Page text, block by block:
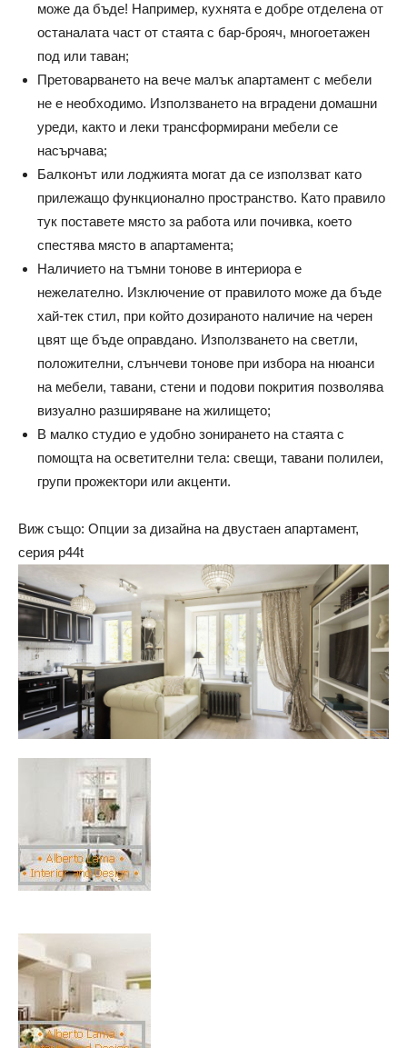
може да бъде! Например, кухнята е добре отделена от
останалата част от стаята с бар-брояч, многоетажен
под или таван;
Претоварването на вече малък апартамент с мебели
не е необходимо. Използването на вградени домашни
уреди, както и леки трансформирани мебели се
насърчава;
Балконът или лоджията могат да се използват като
прилежащо функционално пространство. Като правило
тук поставете място за работа или почивка, което
спестява място в апартамента;
Наличието на тъмни тонове в интериора е
нежелателно. Изключение от правилото може да бъде
хай-тек стил, при който дозираното наличие на черен
цвят ще бъде оправдано. Използването на светли,
положителни, слънчеви тонове при избора на нюанси
на мебели, тавани, стени и подови покрития позволява
визуално разширяване на жилището;
В малко студио е удобно зонирането на стаята с
помощта на осветителни тела: свещи, тавани полилеи,
групи прожектори или акценти.
Виж също: Опции за дизайна на двустаен апартамент,
серия p44t